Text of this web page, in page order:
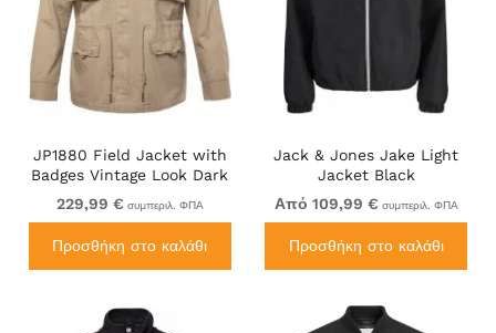
JP1880 Field Jacket with
Badges Vintage Look Dark
Beige
229,99 € συμπεριλ. ΦΠΑ
Προσθήκη στο καλάθι
Jack & Jones Jake Light
Jacket Black
Από 109,99 € συμπεριλ. ΦΠΑ
Προσθήκη στο καλάθι